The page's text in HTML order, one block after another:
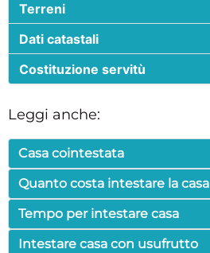
Terreni
Dati catastali
Costituzione servitù
Leggi anche:
Casa cointestata
Quanto costa intestare la casa
Tempo per intestare casa
Intestare casa con usufrutto